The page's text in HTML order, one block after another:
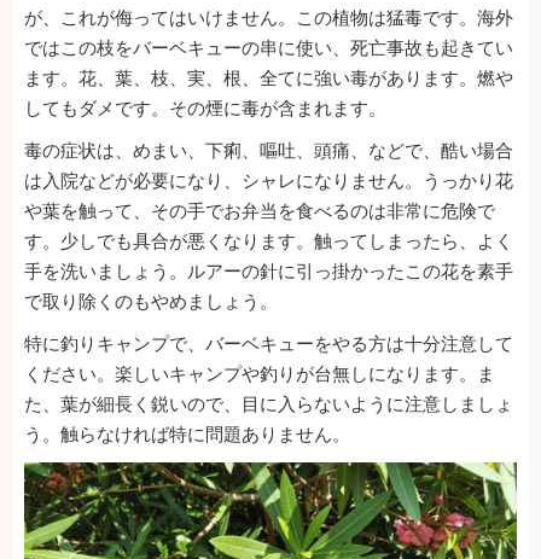
が、これが侮ってはいけません。この植物は猛毒です。海外
ではこの枝をバーベキューの串に使い、死亡事故も起きてい
ます。花、葉、枝、実、根、全てに強い毒があります。燃や
してもダメです。その煙に毒が含まれます。
毒の症状は、めまい、下痢、嘔吐、頭痛、などで、酷い場合
は入院などが必要になり、シャレになりません。うっかり花
や葉を触って、その手でお弁当を食べるのは非常に危険で
す。少しでも具合が悪くなります。触ってしまったら、よく
手を洗いましょう。ルアーの針に引っ掛かったこの花を素手
で取り除くのもやめましょう。
特に釣りキャンプで、バーベキューをやる方は十分注意して
ください。楽しいキャンプや釣りが台無しになります。ま
た、葉が細長く鋭いので、目に入らないように注意しましょ
う。触らなければ特に問題ありません。